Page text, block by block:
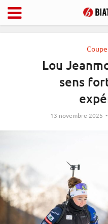
Lou
sens
13 novembre 2025